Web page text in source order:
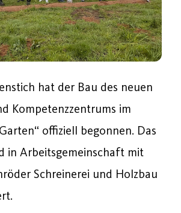
hat der Bau des neuen
Kompetenzzentrums im
offiziell begonnen. Das
in Arbeitsgemeinschaft mit
Schreinerei und Holzbau